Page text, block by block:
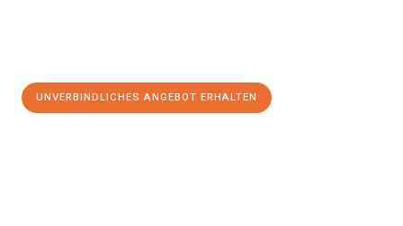
UNVERBINDLICHES ANGEBOT ERHALTEN